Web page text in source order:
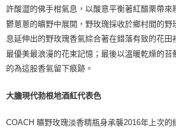
許酸澀的佛手柑氣息，以酸意平衡著紅醋栗帶來
鬱蔥蔥的曠野中展開，野玫瑰採收於鄉村間的野
息延伸出的野玫瑰香氣綜合著在錯落有致的花田
最優美最浪漫的花束記憶；最後以溫暖乾燥的苔
的為這股香氣留下痕跡。
大膽現代勃根地酒紅代表色
COACH 曠野玫瑰淡香精瓶身承襲2016年上次的